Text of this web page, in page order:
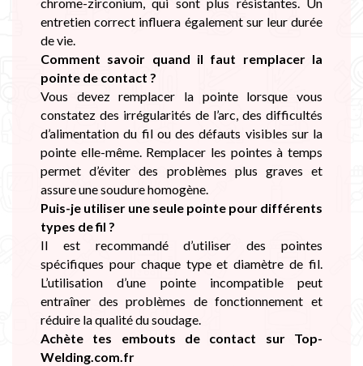
entretien correct influera également sur leur durée
de vie.
Comment savoir quand il faut remplacer la
pointe de contact ?
Vous devez remplacer la pointe lorsque vous
constatez des irrégularités de l’arc, des difficultés
d’alimentation du fil ou des défauts visibles sur la
pointe elle-même. Remplacer les pointes à temps
permet d’éviter des problèmes plus graves et
assure une soudure homogène.
Puis-je utiliser une seule pointe pour différents
types de fil ?
Il est recommandé d’utiliser des pointes
spécifiques pour chaque type et diamètre de fil.
L’utilisation d’une pointe incompatible peut
entraîner des problèmes de fonctionnement et
réduire la qualité du soudage.
Achète tes embouts de contact sur Top-
Welding.com.fr